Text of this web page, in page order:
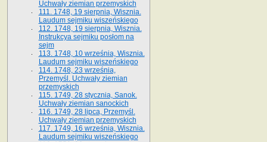
Uchwały ziemian przemyskich
111. 1748, 19 sierpnia, Wisznia.
Laudum sejmiku wiszeńskiego
112. 1748, 19 sierpnia, Wisznia.
Instrukcya sejmiku posłom na
sejm
113. 1748, 10 września, Wisznia.
Laudum sejmiku wiszeńskiego
114. 1748, 23 września,
Przemyśl. Uchwały ziemian
przemyskich
115. 1749, 28 stycznia, Sanok.
Uchwały ziemian sanockich
116. 1749, 28 lipca, Przemyśl.
Uchwały ziemian przemyskich
117. 1749, 16 września, Wisznia.
Laudum sejmiku wiszeńskiego